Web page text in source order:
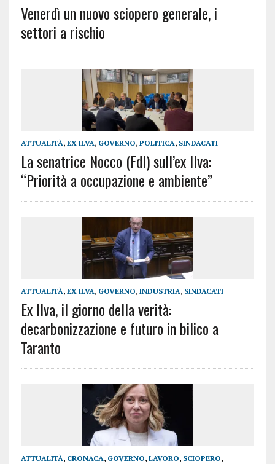
Venerdì un nuovo sciopero generale, i
settori a rischio
ATTUALITÀ, EX ILVA, GOVERNO, POLITICA, SINDACATI
La senatrice Nocco (FdI) sull’ex Ilva:
“Priorità a occupazione e ambiente”
ATTUALITÀ, EX ILVA, GOVERNO, INDUSTRIA, SINDACATI
Ex Ilva, il giorno della verità:
decarbonizzazione e futuro in bilico a
Taranto
ATTUALITÀ, CRONACA, GOVERNO, LAVORO, SCIOPERO,